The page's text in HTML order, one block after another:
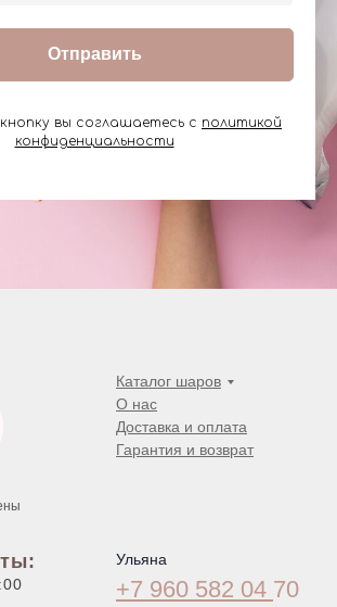
Отправить
вы соглашаетесь с политикой
конфиденциальности
Каталог шаров
О нас
Доставка и оплата
Гарантия и возврат
Ульяна
+7 960 582 04 70